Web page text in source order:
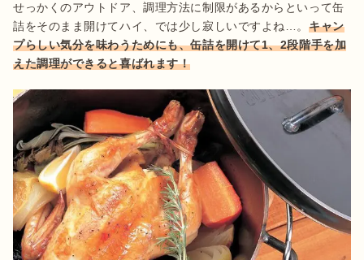
せっかくのアウトドア、調理方法に制限があるからといって缶
詰をそのまま開けてハイ、では少し寂しいですよね…。 キャン
プらしい気分を味わうためにも、缶詰を開けて1、2段階手を加
えた調理ができると喜ばれます！